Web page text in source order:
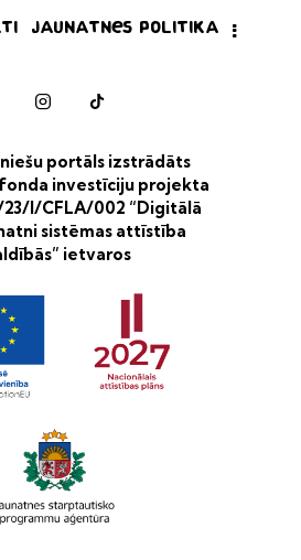
Jaunatnes politika
portāls izstrādāts
investīciju projekta
23/I/CFLA/002 “Digitālā
sistēmas attīstība
ietvaros